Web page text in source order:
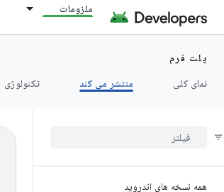
ملزومات
پلت فرم
نمای کلی
منتشر می کند تکنولوژی
همه نسخه های اندروید